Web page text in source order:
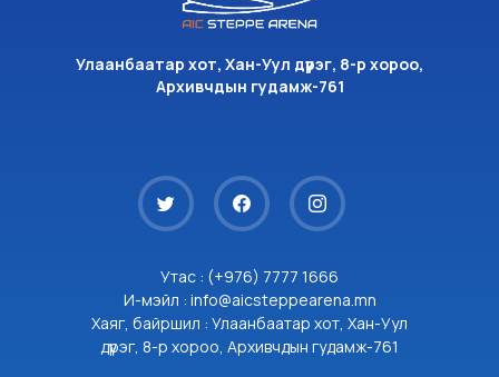
Улаанбаатар хот, Хан-Уул дүүрэг, 8-р хороо,
Архивчдын гудамж-761
Утас : (+976) 7777 1666
И-мэйл : info@aicsteppearena.mn
Хаяг, байршил : Улаанбаатар хот, Хан-Уул
дүүрэг, 8-р хороо, Архивчдын гудамж-761